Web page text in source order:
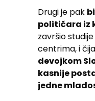
Drugi je pak
političara iz
završio
centrima, i
devojkom
kasnije
jedne